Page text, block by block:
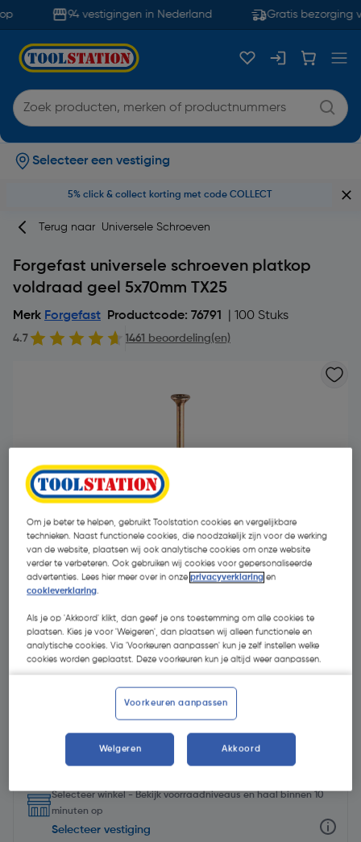
94 vestigingen in Nederland Gratis bezorging
Selecteer een vestiging
5% click & collect korting met code COLLECT
Terug naar Universele Schroeven
Forgefast universele schroeven platkop
voldraad geel 5x70mm TX25
Merk Forgefast Productcode: 76791 | 100 Stuks
4.7 1461 beoordeling(en)
€ 10,05| Excl. btw € 8,31
Kies productvariant(29)
Selecteer winkel - Bekijk voorraadniveaus en haal binnen 10
minuten op
Selecteer vestiging
Om je beter te helpen, gebruikt Toolstation cookies en vergelijkbare
technieken. Naast functionele cookies, die noodzakelijk zijn voor de werking
van de website, plaatsen wij ook analytische cookies om onze website
verder te verbeteren. Ook gebruiken wij cookies voor gepersonaliseerde
advertenties. Lees hier meer over in onzeprivacyverklaring en
cookieverklaring.
Als je op 'Akkoord' klikt, dan geef je ons toestemming om alle cookies te
plaatsen. Kies je voor 'Weigeren', dan plaatsen wij alleen functionele en
analytische cookies. Via 'Voorkeuren aanpassen' kun je zelf instellen welke
cookies worden geplaatst. Deze voorkeuren kun je altijd weer aanpassen.
Voorkeuren aanpassen
Weigeren Akkoord